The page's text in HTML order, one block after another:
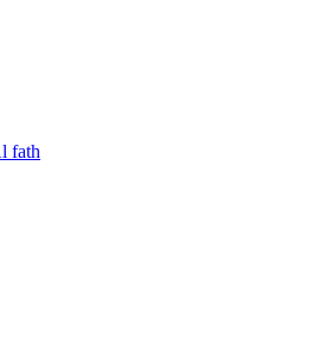
fath